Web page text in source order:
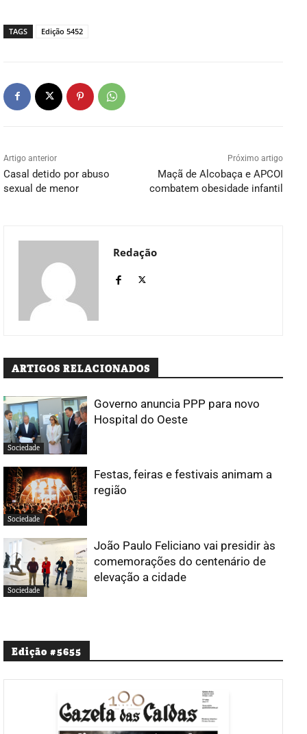
TAGS Edição 5452
Artigo anterior
Casal detido por abuso
sexual de menor
Próximo artigo
Maçã de Alcobaça e APCOI
combatem obesidade infantil
Redação
ARTIGOS RELACIONADOS
Sociedade
Governo anuncia PPP para novo
Hospital do Oeste
Sociedade
Festas, feiras e festivais animam a
região
Sociedade
João Paulo Feliciano vai presidir às
comemorações do centenário de
elevação a cidade
Edição #5655